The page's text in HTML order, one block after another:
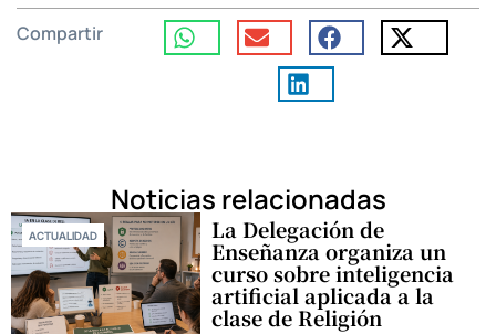
Compartir
Noticias relacionadas
ACTUALIDAD La Delegación de
Enseñanza organiza un
curso sobre inteligencia
artificial aplicada a la
clase de Religión